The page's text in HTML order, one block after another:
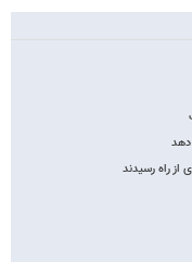
دهد
راه رسیدند